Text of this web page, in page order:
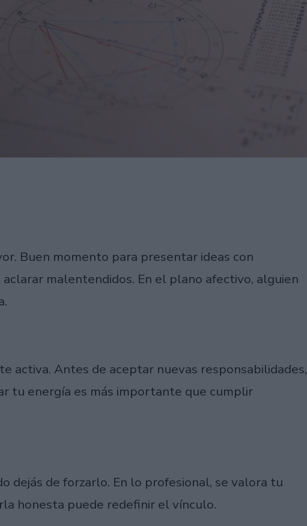
Buen momento para presentar ideas con
malentendidos. En el plano afectivo, alguien
activa. Antes de aceptar nuevas responsabilidades,
tu energía es más importante que cumplir
dejás de forzarlo. En lo profesional, se valora tu
honesta puede redefinir el vínculo.